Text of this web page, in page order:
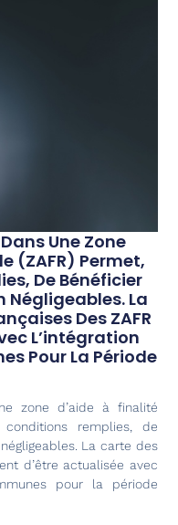
Une Zone
(ZAFR) Permet,
De Bénéficier
Négligeables. La
Des ZAFR
L’intégration
Pour La Période
zone d’aide à finalité
conditions remplies, de
La carte des
d’être actualisée avec
pour la période